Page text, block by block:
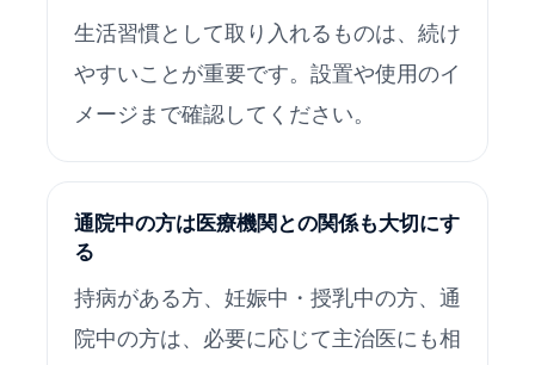
生活習慣として取り入れるものは、続け
やすいことが重要です。設置や使用のイ
メージまで確認してください。
通院中の方は医療機関との関係も大切にす
る
持病がある方、妊娠中・授乳中の方、通
院中の方は、必要に応じて主治医にも相